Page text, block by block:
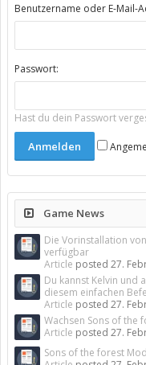
Benutzername oder E-Mail-
Passwort:
Hast du dein Passwort
Game News
Die Vorinstallation
verfügbar
Article posted 27.
Du kannst Kelvin und
diesem einfachen
Article posted 27.
Wachsen Sons of the
Article posted 27.
Sons of the forest